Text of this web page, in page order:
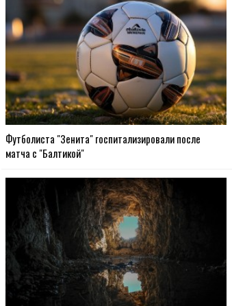
Футболиста "Зенита" госпитализировали после
матча с "Балтикой"